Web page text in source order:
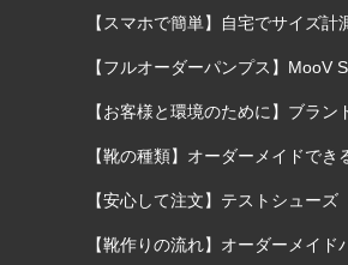
【スマホで簡単】自宅でサイズ
【フルオーダーパンプス】
【お客様と環境のために】ブラ
【靴の種類】オーダーメイドで
【安心して注文】テストシュー
【靴作りの流れ】オーダーメイ